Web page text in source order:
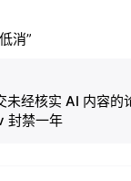
消”
未经核实 AI 内容的
封禁一年